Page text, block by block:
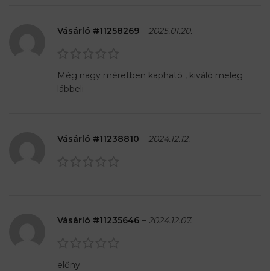
Vásárló #11258269 – 2025.01.20.
Még nagy méretben kapható , kiváló meleg
lábbeli
Vásárló #11238810 – 2024.12.12.
Vásárló #11235646 – 2024.12.07.
előny